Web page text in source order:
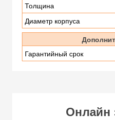
Толщина
Диаметр корпуса
Гарантийный срок
Онлайн